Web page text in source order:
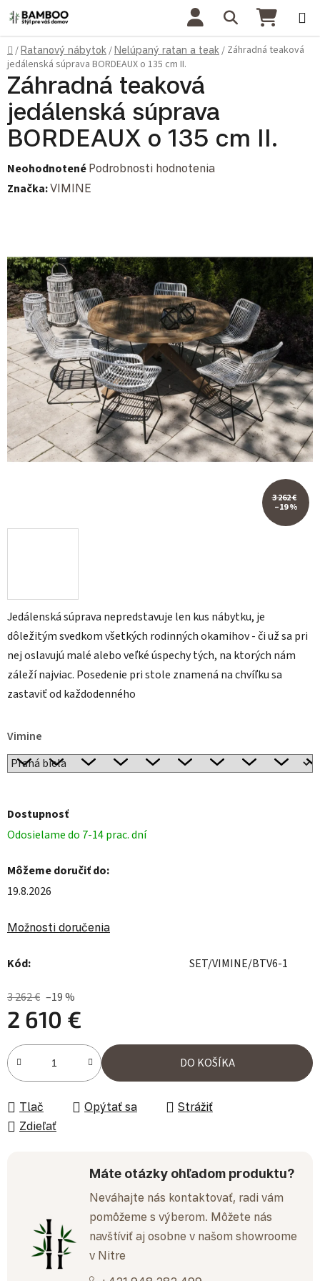
Prejsť na obsah Hľadať
Domov
/Ratanový nábytok /Nelúpaný ratan a teak / Záhradná teaková
jedálenská súprava BORDEAUX o 135 cm II.
Jedálenská súprava nepredstavuje len kus nábytku, je
dôležitým svedkom všetkých rodinných okamihov - či už sa pri
nej oslavujú malé alebo veľké úspechy tých, na ktorých nám
záleží najviac. Posedenie pri stole znamená na chvíľku sa
zastaviť od každodenného
Vimine
Dostupnosť
Odosielame do 7-14 prac. dní
Môžeme doručiť do:
19.8.2026
Možnosti doručenia
Kód: SET/VIMINE/BTV6-1
3 262 € –19 %
2 610 €
Jednotková cena:
DO KOŠÍKA
Tlač Opýtať sa
Strážiť
Zdieľať
Máte otázky ohľadom produktu?
Neváhajte nás kontaktovať, radi vám
pomôžeme s výberom. Môžete nás
navštíviť aj osobne v našom showroome
v Nitre
Záhradná teaková
jedálenská súprava
BORDEAUX o 135 cm II.
Priemerné hodnotenie produktu je 0,0 z 5 hviezdičiek.
Neohodnotené Podrobnosti hodnotenia
Značka:VIMINE
3 262 €
–19 %